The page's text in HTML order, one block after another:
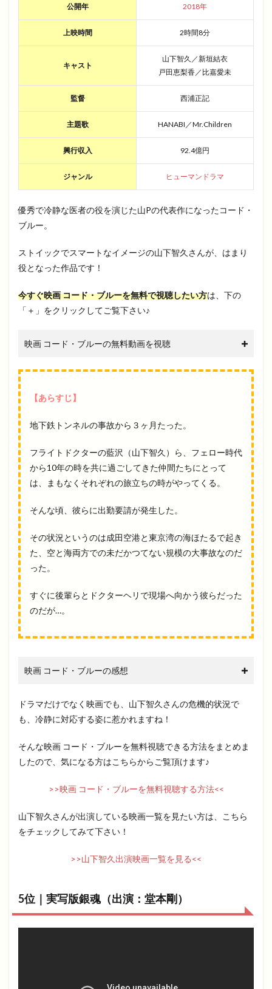
公開年 2018年
上映時間 2時間8分
キャスト
山下智久／新垣結衣
戸田恵梨香／比嘉愛未
監督 西浦正記
主題歌 HANABI／Mr.Children
興行収入 92.4億円
ジャンル ヒューマンドラマ
優秀で冷静な医者の役を演じた山Pの代表作になったコード・
ブルー。
ストイックでスマートなイメージの山下智久さんが、はまり
役となった作品です！
今すぐ映画 コード・ブルーを無料で視聴したい方は、下の
「＋」をクリックしてご覧下さい♪
映画 コード・ブルーの無料動画を視聴
【あらすじ】
地下鉄トンネルの事故から３ヶ月たった。
フライトドクターの藍沢（山下智久）ら、フェロー時代
から10年の時を共に過ごしてきた仲間たちにとって
は、まもなくそれぞれの旅立ちの時がやってくる。
そんな頃、彼らに出勤要請が発生した。
その状況というのは成田空港と東京湾の海ほたるで起き
た、空と海両方での未だかつてない規模の大事故なのだ
った。
すぐに後輩らとドクターヘリで現場へ向かう彼らだった
のだが…。
映画 コード・ブルーの感想
ドラマだけでなく映画でも、山下智久さんの危機的状況で
も、冷静に対応する姿に惹かれますね！
そんな映画 コード・ブルーを無料視聴できる方法をまとめま
したので、気になる方はこちらからご覧頂けます♪
>>映画 コード・ブルーを無料視聴する方法<<
山下智久さんが出演している映画一覧を見たい方は、こちら
をチェックしてみて下さい！
>>山下智久出演映画一覧を見る<<
5位｜実写版銀魂（出演：堂本剛）